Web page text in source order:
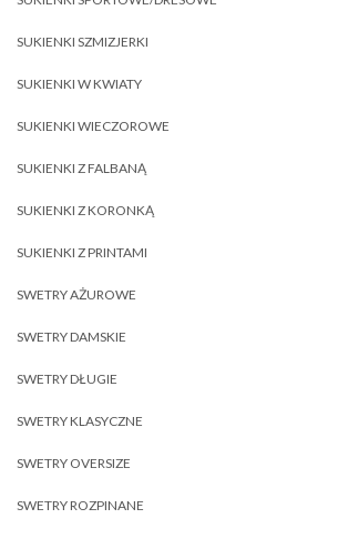
SUKIENKI SZMIZJERKI
SUKIENKI W KWIATY
SUKIENKI WIECZOROWE
SUKIENKI Z FALBANĄ
SUKIENKI Z KORONKĄ
SUKIENKI Z PRINTAMI
SWETRY AŻUROWE
SWETRY DAMSKIE
SWETRY DŁUGIE
SWETRY KLASYCZNE
SWETRY OVERSIZE
SWETRY ROZPINANE